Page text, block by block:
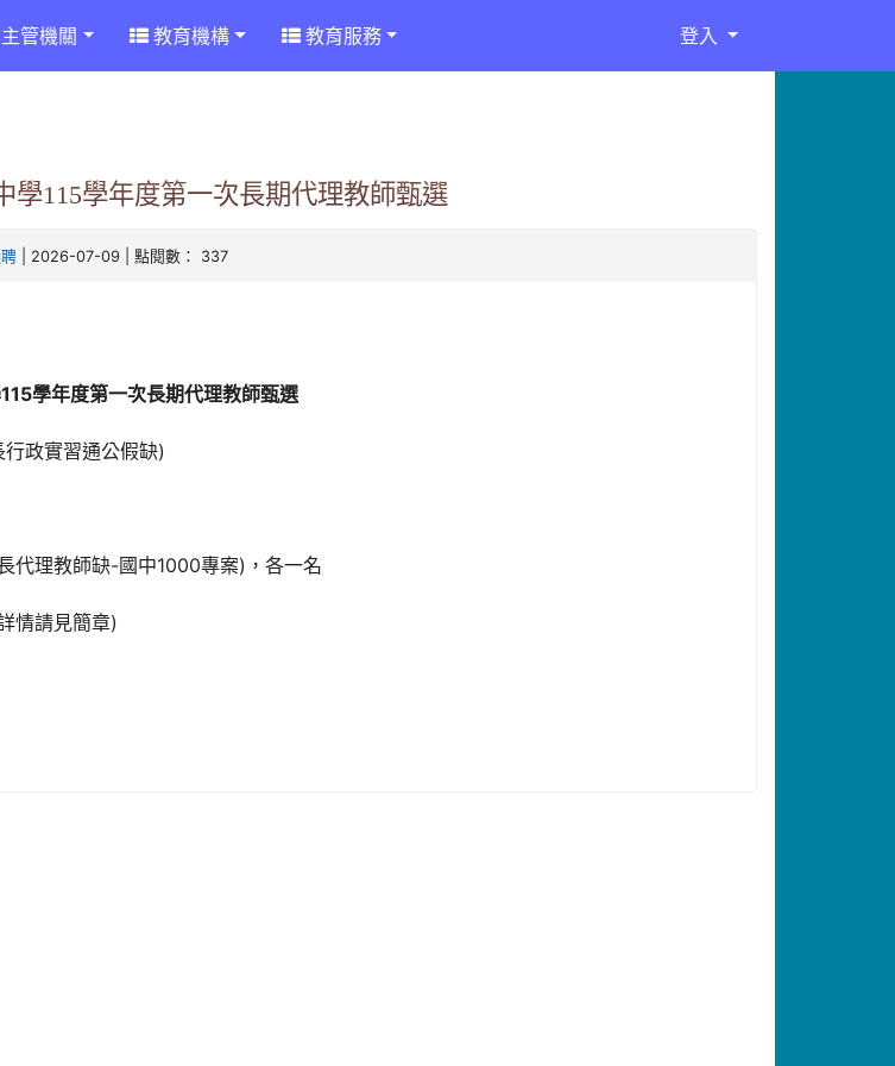
主管機關 教育機構 教育服務 登入
學115學年度第一次長期代理教師甄選
| 2026-07-09 | 點閱數： 337
學年度第一次長期代理教師甄選
政實習通公假缺)
理教師缺-國中1000專案)，各一名
情請見簡章)